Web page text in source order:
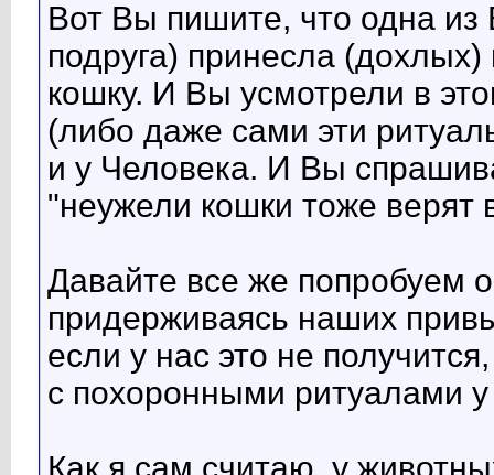
Вот Вы пишите, что одна
подруга) принесла
кошку. И Вы усмотрели в
(либо даже сами эти
и у Человека. И Вы
"неужели кошки тоже верят
Давайте все же попробуем
придерживаясь наших
если у нас это не
с похоронными ритуалами